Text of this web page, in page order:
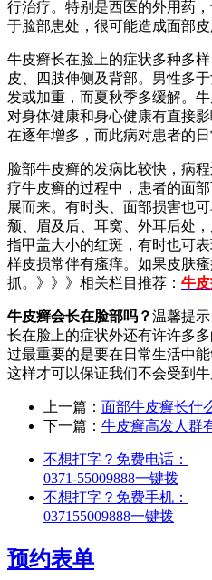
行治疗。特别是西医的外用药
于脸部患处，很可能造成面部皮
牛皮癣长在脸上的症状多种多
皮、四肢伸侧及背部。男性多
发或加重，而夏秋季多缓解。
对身体健康和身心健康有直接
在逐年增多，而此病对患者的
脸部牛皮癣的发病比较快，病
疗牛皮癣的过程中，患者的面
展而来。有时头、面部损害也
颓、眉及后、耳窝、外耳后处
指甲盖大小的红斑，有时也可
样皮损常伴有瘙痒。如果皮肤
抓。》》》相关栏目推荐： 牛
牛皮癣会长在脸部吗？温馨提
长在脸上的症状外还有许许多
过最重要的是要在日常生活中
这样才可以保证我们不会受到牛
上一篇： 面部牛皮癣长什
下一篇： 牛皮癣高发人群
不想打字？免费电话：
0371-55009888一键拨
不想打字？免费手机：
037155009888一键拨
预约表单